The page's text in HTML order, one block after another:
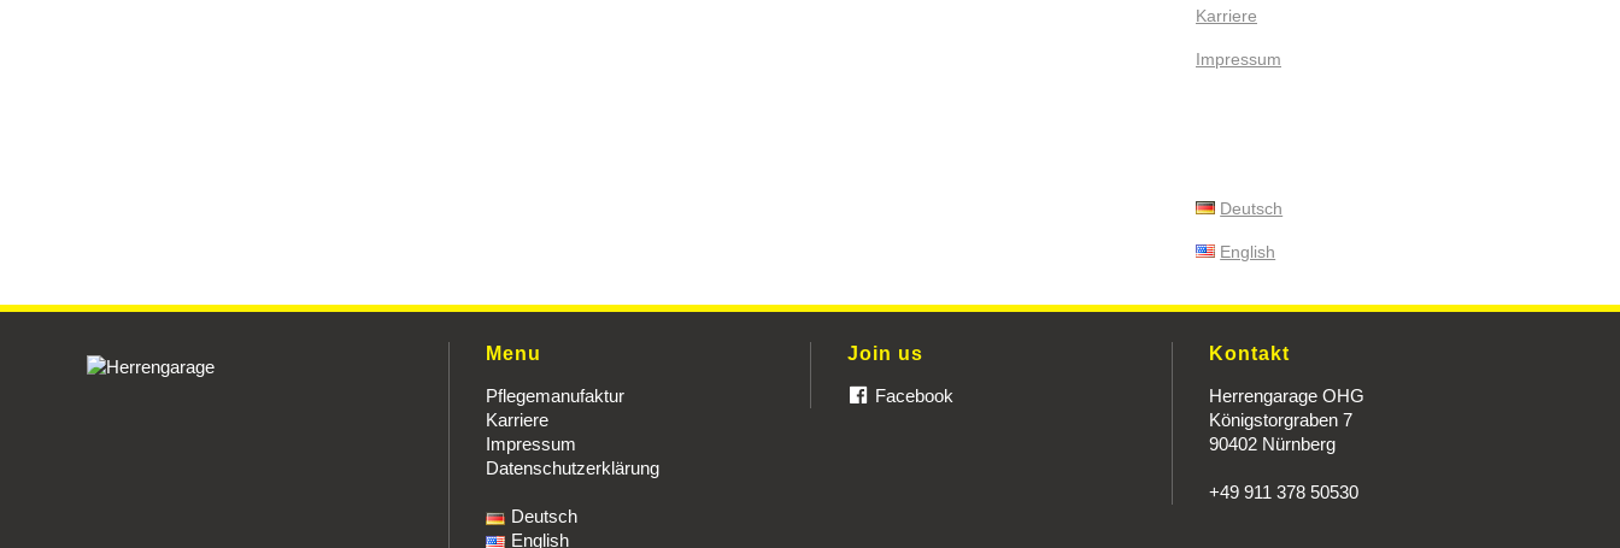
Karriere
Impressum
Deutsch
English
Menu
Pflegemanufaktur
Karriere
Impressum
Datenschutzerklärung
Deutsch
English
Join us
Facebook
Kontakt
Herrengarage OHG
Königstorgraben 7
90402 Nürnberg
+49 911 378 50530